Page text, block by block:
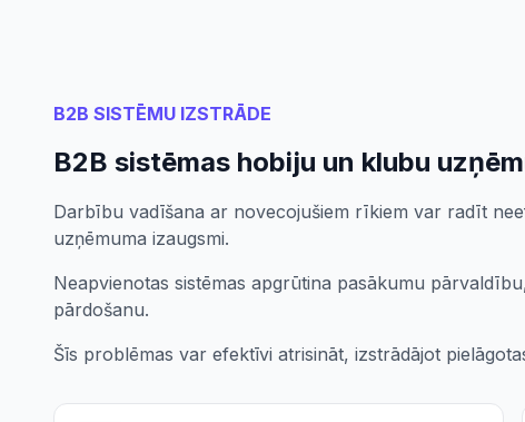
B2B SISTĒMU IZSTRĀDE
B2B sistēmas hobiju un klubu
Darbību vadīšana ar novecojušiem rīkiem var radīt
uzņēmuma izaugsmi.
Neapvienotas sistēmas apgrūtina pasākumu
pārdošanu.
Šīs problēmas var efektīvi atrisināt, izstrādājot